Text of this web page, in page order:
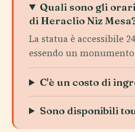
Quali sono gli
di Heraclio Niz
La statua è accessibile
essendo un
C'è un costo di
Sono disponibili